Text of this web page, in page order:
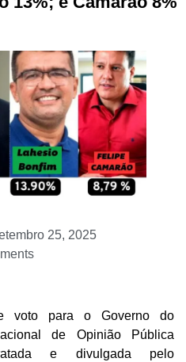
25, 2025
voto para o Governo do
de Opinião Pública
e divulgada pelo